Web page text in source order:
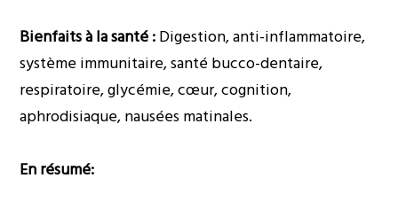
Bienfaits à la santé :Digestion, anti-inflammatoire,
système immunitaire, santé bucco-dentaire,
respiratoire, glycémie, cœur, cognition,
aphrodisiaque, nausées matinales.
En résumé: